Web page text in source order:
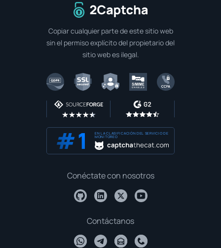
A la página de inicio
Copiar cualquier parte de este sitio web
sin el permiso explícito del propietario del
sitio web es ilegal.
EN LA CLASIFICACIÓN DEL SERVICIO DE
MONITOREO
Conéctate con nosotros
Contáctanos